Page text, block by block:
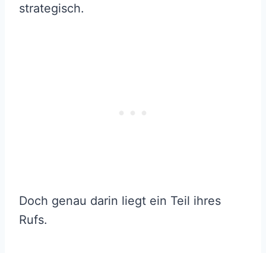
strategisch.
Doch genau darin liegt ein Teil ihres
Rufs.